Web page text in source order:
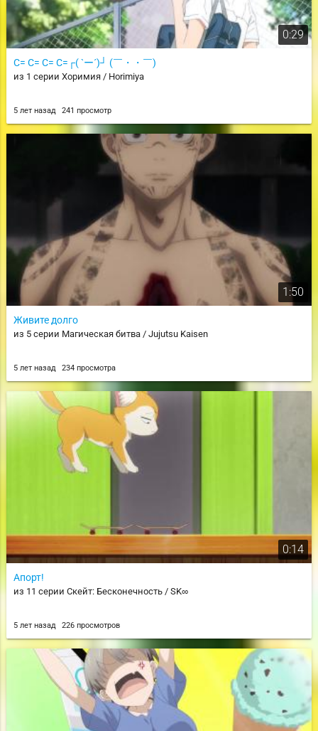
0:29
C= C= C= C=┌( `ー´)┘ (￣・・￣)
из 1 серии Хоримия / Horimiya
5 лет назад 241 просмотр
1:50
Живите долго
из 5 серии Магическая битва / Jujutsu Kaisen
5 лет назад 234 просмотра
0:14
Апорт!
из 11 серии Скейт: Бесконечность / SK∞
5 лет назад 226 просмотров